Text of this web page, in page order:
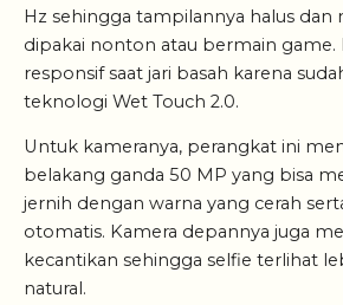
Hz sehingga tampilannya halus dan
dipakai nonton atau bermain game.
responsif saat jari basah karena
teknologi Wet Touch 2.0.
Untuk kameranya, perangkat ini
belakang ganda 50 MP yang bisa
jernih dengan warna yang cerah
otomatis. Kamera depannya juga
kecantikan sehingga selfie terlihat
natural.